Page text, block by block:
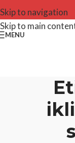
Skip to navigation
Skip to main
MENU